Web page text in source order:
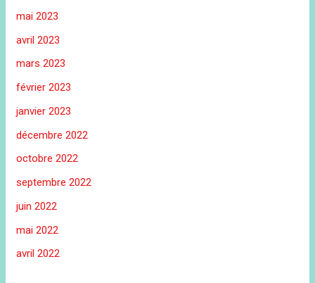
mai 2023
avril 2023
mars 2023
février 2023
janvier 2023
décembre 2022
octobre 2022
septembre 2022
juin 2022
mai 2022
avril 2022